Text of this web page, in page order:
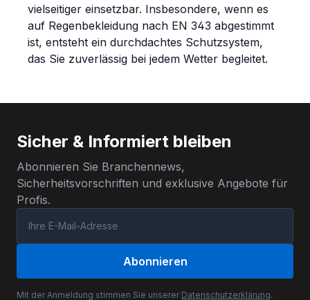
vielseitiger einsetzbar. Insbesondere, wenn es
auf Regenbekleidung nach EN 343 abgestimmt
ist, entsteht ein durchdachtes Schutzsystem,
das Sie zuverlässig bei jedem Wetter begleitet.
Sicher & Informiert bleiben
Abonnieren Sie Branchennews,
Sicherheitsvorschriften und exklusive Angebote für
Profis.
Abonnieren
Mit der Anmeldung stimmen Sie unserer Datenschutzerklärung.